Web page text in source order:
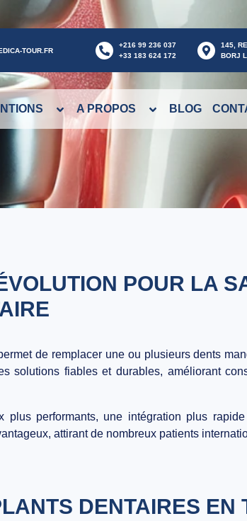
TOUR.FR
+216 99 236 037
+33 183 624 172
145,
BORJ
A PROPOS BLOG
POUR LA
de remplacer une ou plusieurs dents
solutions fiables et durables, améliorant
performants, une intégration plus
attirant de nombreux patients
DENTAIRES EN